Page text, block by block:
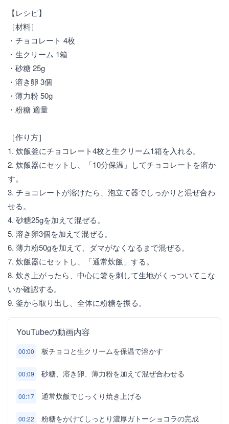
【レシピ】
［材料］
・チョコレート 4枚
・生クリーム 1箱
・砂糖 25g
・溶き卵 3個
・薄力粉 50g
・粉糖 適量
［作り方］
1. 炊飯釜にチョコレート4枚と生クリーム1箱を入れる。
2. 炊飯器にセットし、「10分保温」してチョコレートを溶か
す。
3. チョコレートが溶けたら、泡立て器でしっかりと混ぜ合わ
せる。
4. 砂糖25gを加えて混ぜる。
5. 溶き卵3個を加えて混ぜる。
6. 薄力粉50gを加えて、ダマがなくなるまで混ぜる。
7. 炊飯器にセットし、「通常炊飯」する。
8. 炊き上がったら、中心に箸を刺して生地がくっついてこな
いか確認する。
9. 釜から取り出し、全体に粉糖を振る。
YouTubeの動画内容
00:00 板チョコと生クリームを保温で溶かす
00:09 砂糖、溶き卵、薄力粉を加えて混ぜ合わせる
00:17 通常炊飯でじっくり焼き上げる
00:22 粉糖をかけてしっとり濃厚ガトーショコラの完成